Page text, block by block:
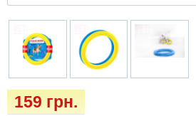
159 грн.
Ласощі та корма
для собак
Лежаки, домики, охлаждая коврики
Миски, автокормушки, поилки